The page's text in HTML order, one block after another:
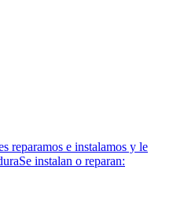
reparamos e instalamos y le
instalan o reparan: